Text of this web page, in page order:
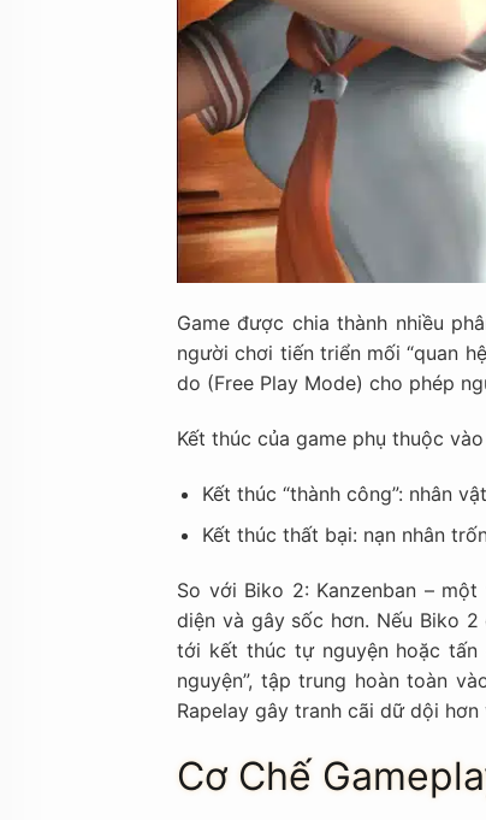
Game được chia thành nhiều
người chơi tiến triển mối “quan
do (Free Play Mode) cho phép
Kết thúc của game phụ thuộc
Kết thúc “thành công”: nhân
Kết thúc thất bại: nạn nhân
So với Biko 2: Kanzenban –
diện và gây sốc hơn. Nếu Biko
tới kết thúc tự nguyện hoặc tấn
nguyện”, tập trung hoàn toàn
Rapelay gây tranh cãi dữ dội
Cơ Chế